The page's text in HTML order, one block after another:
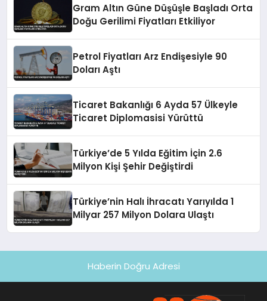
Gram Altın Güne Düşüşle Başladı Orta
Doğu Gerilimi Fiyatları Etkiliyor
Petrol Fiyatları Arz Endişesiyle 90
Doları Aştı
Ticaret Bakanlığı 6 Ayda 57 Ülkeyle
Ticaret Diplomasisi Yürüttü
Türkiye’de 5 Yılda Eğitim İçin 2.6
Milyon Kişi Şehir Değiştirdi
Türkiye’nin Halı İhracatı Yarıyılda 1
Milyar 257 Milyon Dolara Ulaştı
Haberin Doğru Adresi